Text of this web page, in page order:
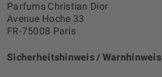
Parfums Christian Dior
Avenue Hoche 33
FR-75008 Paris
Sicherheitshinweis / Warnhinweis